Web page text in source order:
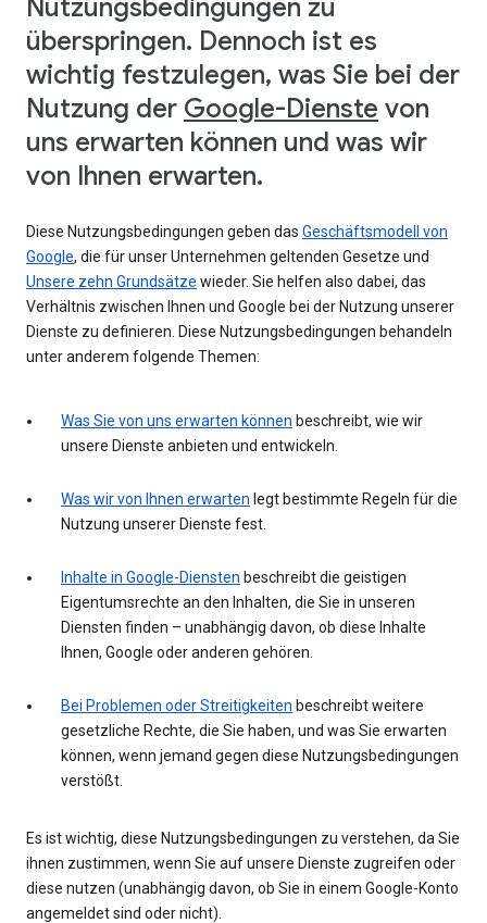
Nutzungsbedingungen zu
überspringen. Dennoch ist es
wichtig festzulegen, was Sie bei der
Nutzung der Google-Dienste von
uns erwarten können und was wir
von Ihnen erwarten.
Diese Nutzungsbedingungen geben das Geschäftsmodell von
Google, die für unser Unternehmen geltenden Gesetze und
Unsere zehn Grundsätze wieder. Sie helfen also dabei, das
Verhältnis zwischen Ihnen und Google bei der Nutzung unserer
Dienste zu definieren. Diese Nutzungsbedingungen behandeln
unter anderem folgende Themen:
Was Sie von uns erwarten können beschreibt, wie wir
unsere Dienste anbieten und entwickeln.
Was wir von Ihnen erwarten legt bestimmte Regeln für die
Nutzung unserer Dienste fest.
Inhalte in Google-Diensten beschreibt die geistigen
Eigentumsrechte an den Inhalten, die Sie in unseren
Diensten finden – unabhängig davon, ob diese Inhalte
Ihnen, Google oder anderen gehören.
Bei Problemen oder Streitigkeiten beschreibt weitere
gesetzliche Rechte, die Sie haben, und was Sie erwarten
können, wenn jemand gegen diese Nutzungsbedingungen
verstößt.
Es ist wichtig, diese Nutzungsbedingungen zu verstehen, da Sie
ihnen zustimmen, wenn Sie auf unsere Dienste zugreifen oder
diese nutzen (unabhängig davon, ob Sie in einem Google-Konto
angemeldet sind oder nicht).